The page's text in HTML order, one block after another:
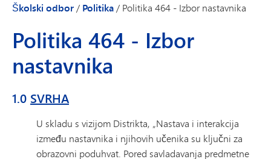
Školski odbor/ Politika/ Politika 464 - Izbor nastavnika
Politika 464 - Izbor
nastavnika
1.0 SVRHA
U skladu s vizijom Distrikta, „Nastava i interakcija
između nastavnika i njihovih učenika su ključni za
obrazovni poduhvat. Pored savladavanja predmetne